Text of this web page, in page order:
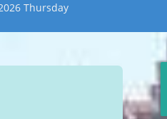
Thursday